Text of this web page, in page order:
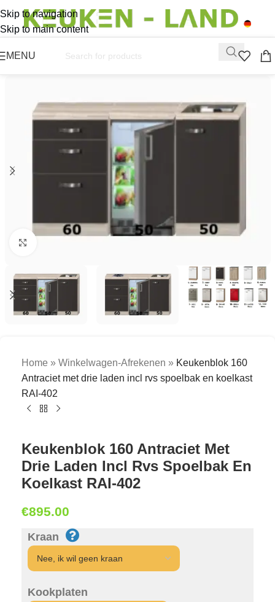
Skip to navigation
Skip to main content
MENU
Home » Winkelwagen-Afrekenen » Keukenblok 160
Antraciet met drie laden incl rvs spoelbak en koelkast
RAI-402
Keukenblok 160 Antraciet Met
Drie Laden Incl Rvs Spoelbak En
Koelkast RAI-402
€895.00
Kraan
Kookplaten